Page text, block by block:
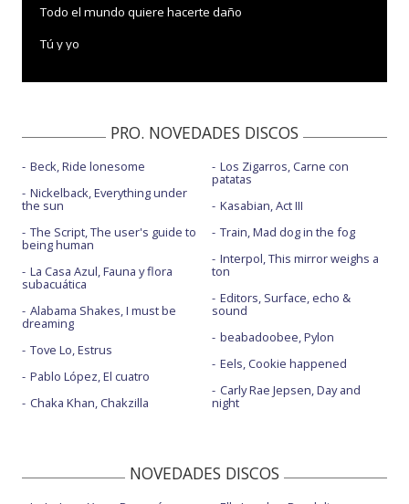
Todo el mundo quiere hacerte daño
Tú y yo
Vas hablando mal de míPRO. NOVEDADES DISCOS
Beck, Ride lonesome
Nickelback, Everything under
the sun
The Script, The user's guide to
being human
La Casa Azul, Fauna y flora
subacuática
Alabama Shakes, I must be
dreaming
Tove Lo, Estrus
Pablo López, El cuatro
Chaka Khan, Chakzilla
Los Zigarros, Carne con
patatas
Kasabian, Act III
Train, Mad dog in the fog
Interpol, This mirror weighs a
ton
Editors, Surface, echo &
sound
beabadoobee, Pylon
Eels, Cookie happened
Carly Rae Jepsen, Day and
night
NOVEDADES DISCOS